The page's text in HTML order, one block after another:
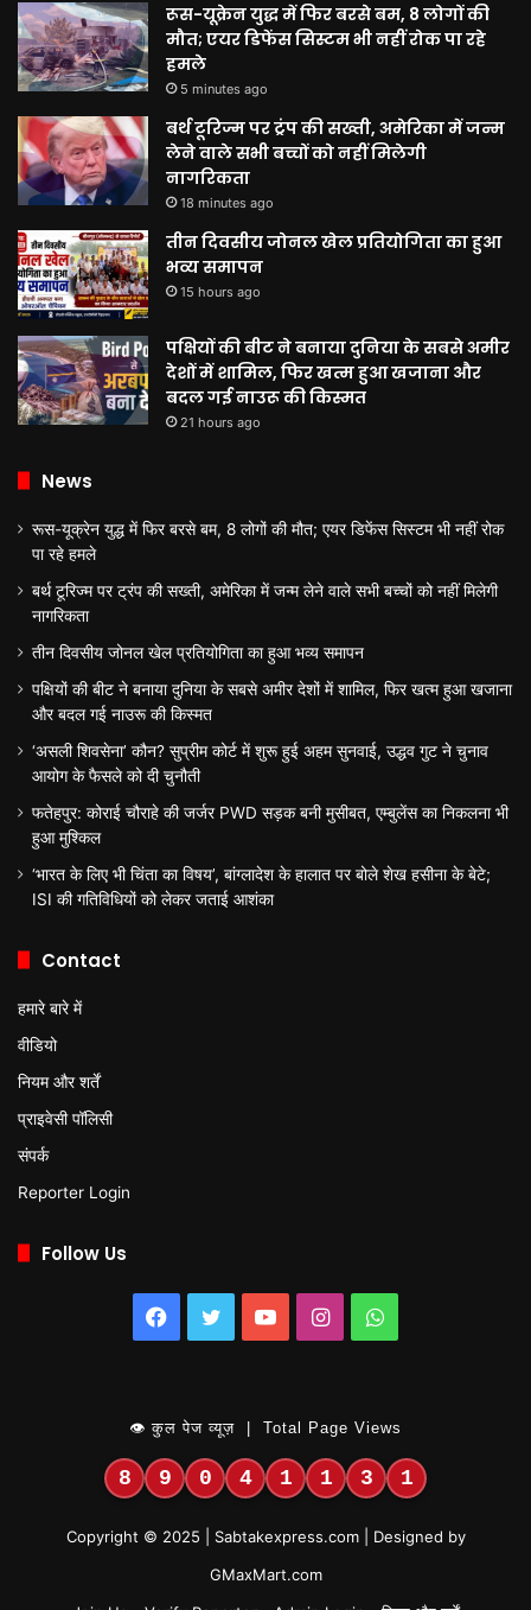
रूस-यूक्रेन युद्ध में फिर बरसे बम, 8 लोगों की
मौत; एयर डिफेंस सिस्टम भी नहीं रोक पा रहे
हमले
5 minutes ago
बर्थ टूरिज्म पर ट्रंप की सख्ती, अमेरिका में जन्म
लेने वाले सभी बच्चों को नहीं मिलेगी
नागरिकता
18 minutes ago
तीन दिवसीय जोनल खेल प्रतियोगिता का हुआ
भव्य समापन
15 hours ago
पक्षियों की बीट ने बनाया दुनिया के सबसे अमीर
देशों में शामिल, फिर खत्म हुआ खजाना और
बदल गई नाउरू की किस्मत
21 hours ago
News
रूस-यूक्रेन युद्ध में फिर बरसे बम, 8 लोगों की मौत; एयर डिफेंस सिस्टम भी नहीं रोक
पा रहे हमले
बर्थ टूरिज्म पर ट्रंप की सख्ती, अमेरिका में जन्म लेने वाले सभी बच्चों को नहीं मिलेगी
नागरिकता
तीन दिवसीय जोनल खेल प्रतियोगिता का हुआ भव्य समापन
पक्षियों की बीट ने बनाया दुनिया के सबसे अमीर देशों में शामिल, फिर खत्म हुआ खजाना
और बदल गई नाउरू की किस्मत
‘असली शिवसेना’ कौन? सुप्रीम कोर्ट में शुरू हुई अहम सुनवाई, उद्धव गुट ने चुनाव
आयोग के फैसले को दी चुनौती
फतेहपुर: कोराई चौराहे की जर्जर PWD सड़क बनी मुसीबत, एम्बुलेंस का निकलना भी
हुआ मुश्किल
‘भारत के लिए भी चिंता का विषय’, बांग्लादेश के हालात पर बोले शेख हसीना के बेटे;
ISI की गतिविधियों को लेकर जताई आशंका
Contact
हमारे बारे में
वीडियो
नियम और शर्तें
प्राइवेसी पॉलिसी
संपर्क
Reporter Login
Follow Us
Facebook
TwitterYouTubeInstagramWhatsApp
👁 कुल पेज व्यूज़ | Total Page Views
8 9 0 4 1 1 3 1
Copyright © 2025 | Sabtakexpress.com | Designed by
GMaxMart.com